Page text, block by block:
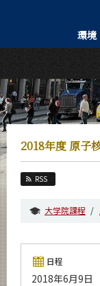
環境
2018年度 原子
RSS
大学院課程
日程
2018年6月9日（
日本語
トップページ
Top Page
融合理工学系に
About Us
教育
Education
入学案内
Admissions